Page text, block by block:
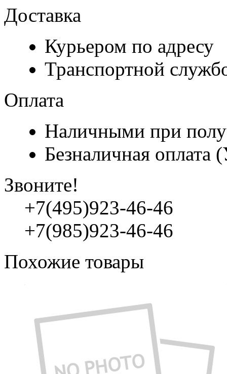
Доставка
Курьером по адресу
Транспортной
Оплата
Наличными при
Безналичная
Звоните!
+7(495)923-46-46
+7(985)923-46-46
Похожие товары